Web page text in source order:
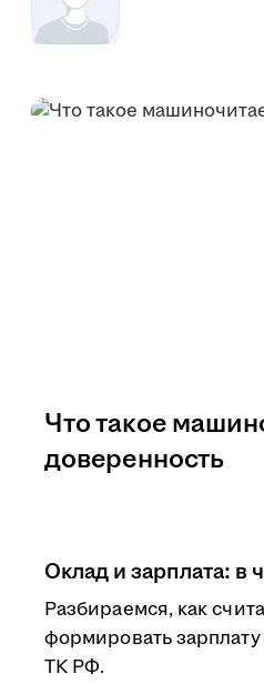
Оклад и зарплата: в
Разбираемся, как
формировать
ТК РФ.
Что такое
доверенность